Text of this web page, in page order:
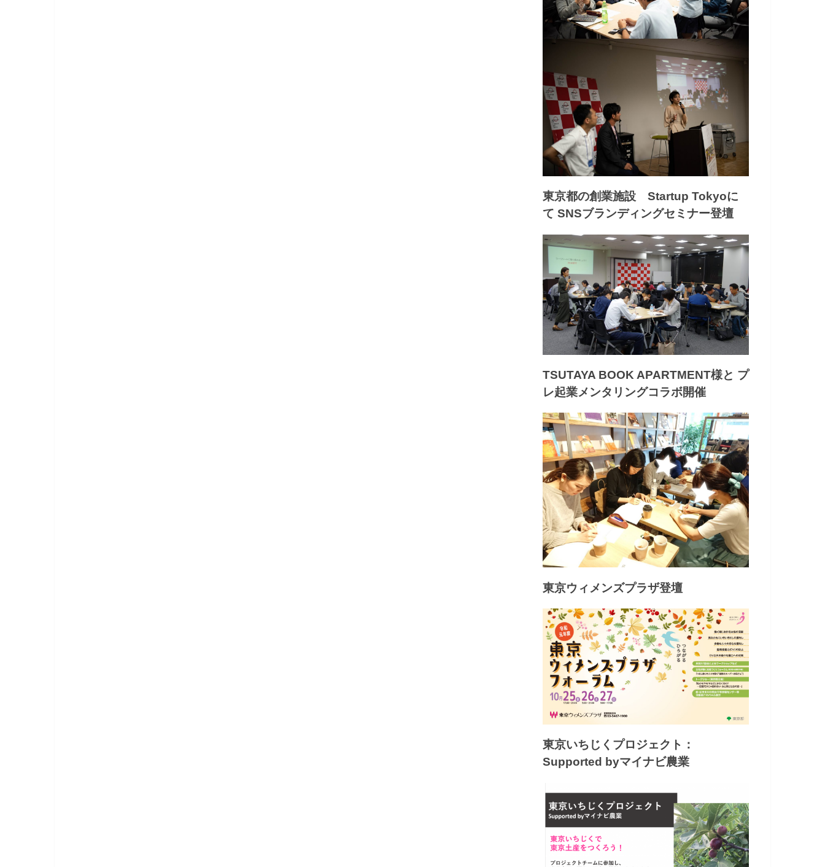
東京都の創業施設 Startup Tokyoに
て SNSブランディングセミナー登壇
TSUTAYA BOOK APARTMENT様と プ
レ起業メンタリングコラボ開催
東京ウィメンズプラザ登壇
東京いちじくプロジェクト：
Supported byマイナビ農業